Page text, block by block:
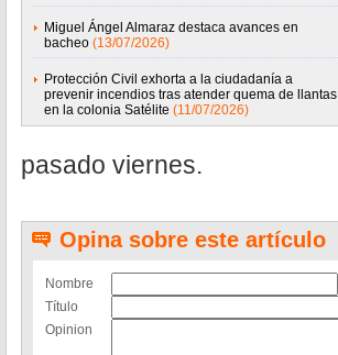
Miguel Ángel Almaraz destaca avances en
bacheo (13/07/2026)
Protección Civil exhorta a la ciudadanía a
prevenir incendios tras atender quema de llantas
en la colonia Satélite (11/07/2026)
pasado viernes.
Opina sobre este artículo
Nombre
Título
Opinion